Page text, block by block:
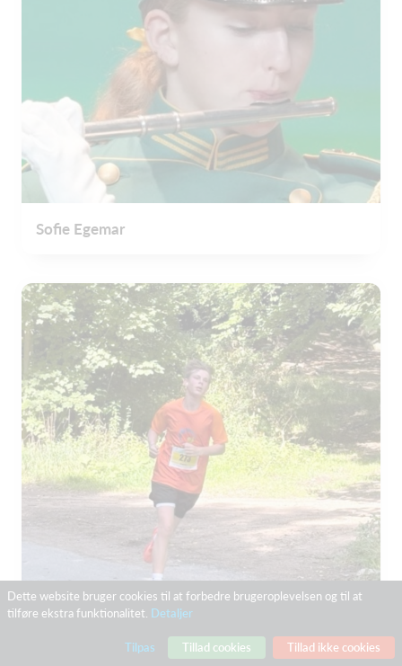
Sofie Egemar
Dette website bruger cookies til at forbedre brugeroplevelsen og til at
tilføre ekstra funktionalitet. Detaljer
Tillad ikke cookies
Tillad cookies
Tilpas